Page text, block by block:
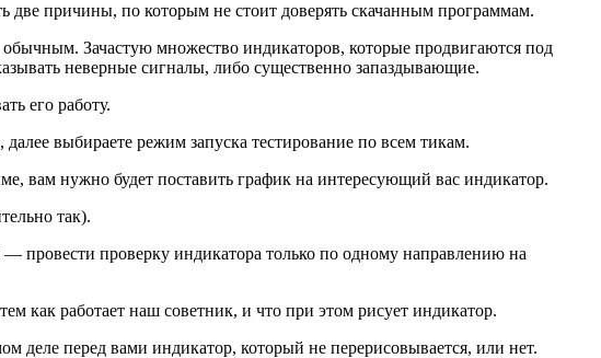
две причины, по которым не стоит доверять скачанным программам.
Зачастую множество индикаторов, которые продвигаются под
неверные сигналы, либо существенно запаздывающие.
его работу.
выбираете режим запуска тестирование по всем тикам.
вам нужно будет поставить график на интересующий вас индикатор.
так).
провести проверку индикатора только по одному направлению на
как работает наш советник, и что при этом рисует индикатор.
деле перед вами индикатор, который не перерисовывается, или нет.